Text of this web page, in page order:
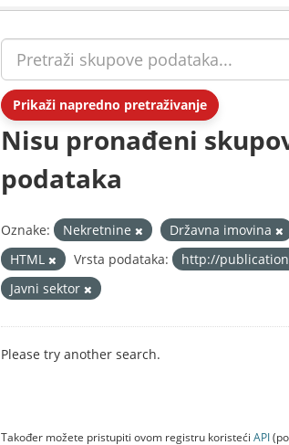
Prikaži napredno pretraživanje
Nisu pronađeni
podataka
Oznake: Nekretnine Državna imovina
HTML
Vrsta podataka: http://
Javni sektor
Please try another search.
Također možete pristupiti ovom registru koristeći API